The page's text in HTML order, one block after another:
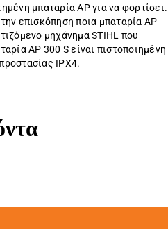
μπαταρία AP για να φορτίσει.
επισκόπηση ποια μπαταρία AP
μηχάνημα STIHL που
AP 300 S είναι πιστοποιημένη
IPX4.